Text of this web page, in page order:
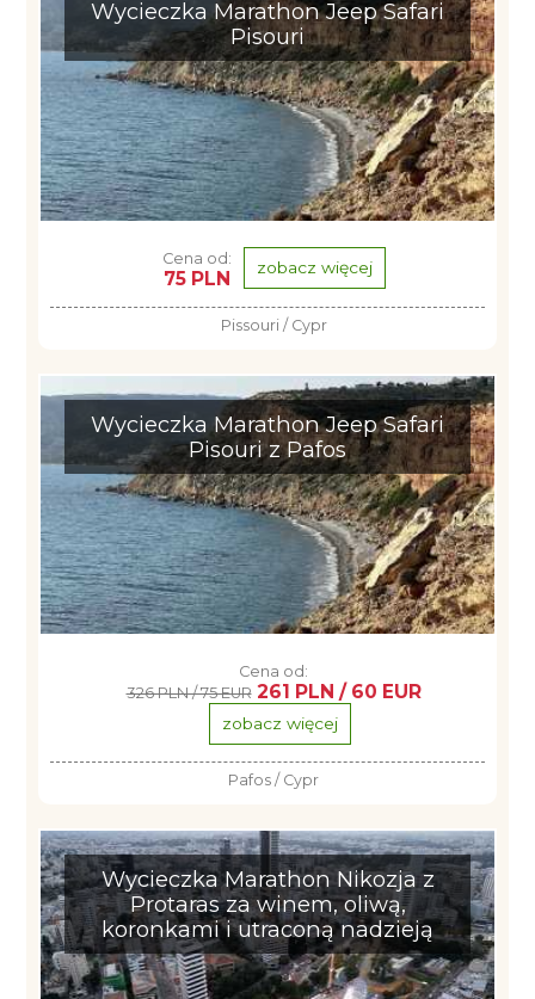
Wycieczka Marathon Jeep Safari
Pisouri
Cena od:
75 PLN zobacz więcej
Pissouri / Cypr
Wycieczka Marathon Jeep Safari
Pisouri z Pafos
Cena od:
326 PLN / 75 EUR 261 PLN / 60 EUR
zobacz więcej
Pafos / Cypr
Wycieczka Marathon Nikozja z
Protaras za winem, oliwą,
koronkami i utraconą nadzieją